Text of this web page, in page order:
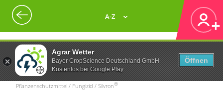
Agrar Wetter
Bayer CropScience Deutschland GmbH
Kostenlos bei Google Play
Öffnen
A-Z
Pflanzenschutzmittel / Fungizid / Silvron®